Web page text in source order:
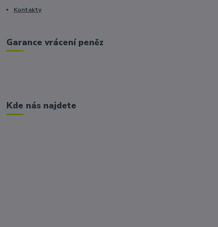
Kontakty
Garance vrácení peněz
Kde nás najdete